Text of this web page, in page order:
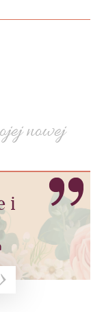
nowej
i